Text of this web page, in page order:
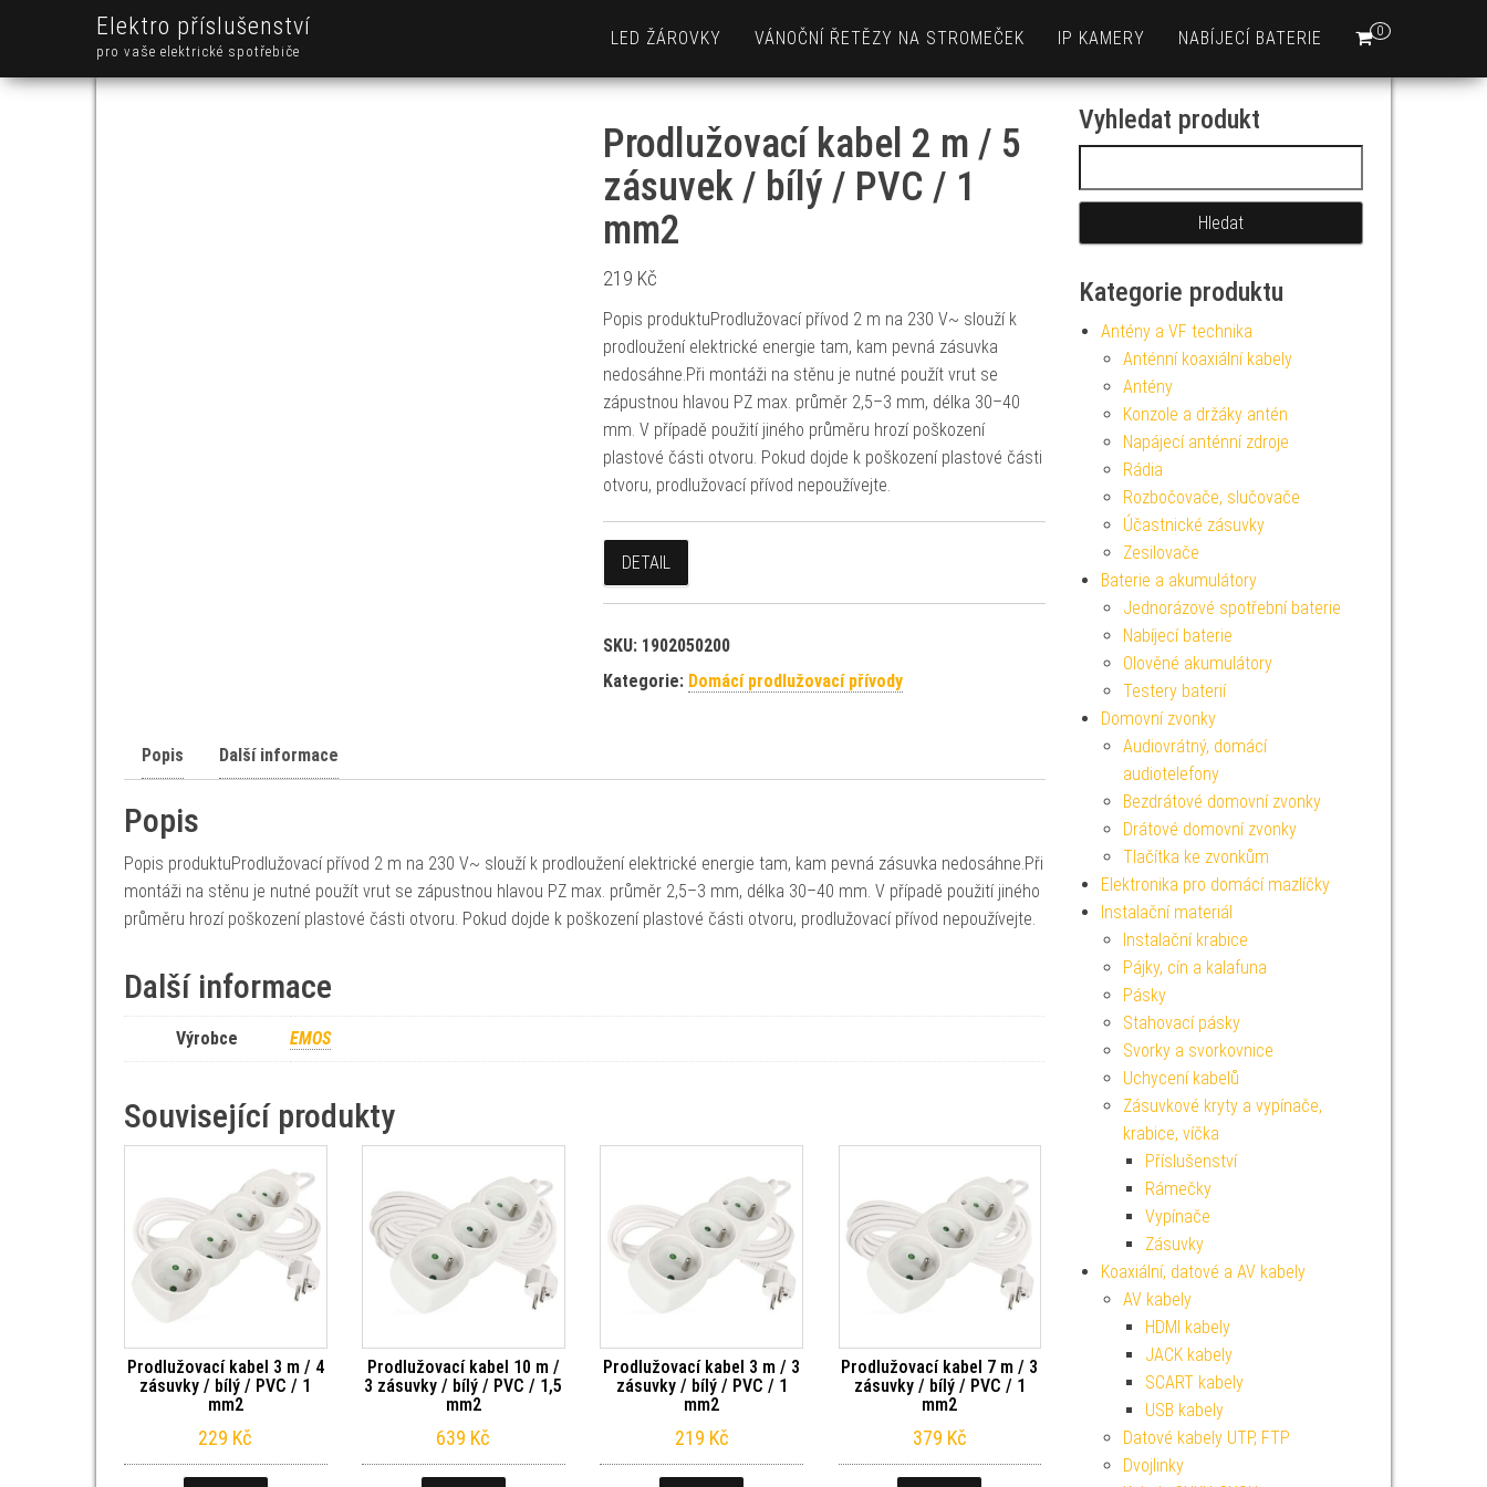
Elektro příslušenství
pro vaše elektrické spotřebiče
0
LED ŽÁROVKY VÁNOČNÍ ŘETĚZY NA STROMEČEK IP KAMERY NABÍJECÍ BATERIE
Prodlužovací kabel 2 m / 5
zásuvek / bílý / PVC / 1
mm2
219 Kč
Popis produktuProdlužovací přívod 2 m na 230 V~ slouží k
prodloužení elektrické energie tam, kam pevná zásuvka
nedosáhne.Při montáži na stěnu je nutné použít vrut se
zápustnou hlavou PZ max. průměr 2,5–3 mm, délka 30–40
mm. V případě použití jiného průměru hrozí poškození
plastové části otvoru. Pokud dojde k poškození plastové části
otvoru, prodlužovací přívod nepoužívejte.
DETAIL
SKU: 1902050200
Kategorie: Domácí prodlužovací přívody
Popis Další informace
Popis
Popis produktuProdlužovací přívod 2 m na 230 V~ slouží k prodloužení elektrické energie tam, kam pevná zásuvka nedosáhne.Při
montáži na stěnu je nutné použít vrut se zápustnou hlavou PZ max. průměr 2,5–3 mm, délka 30–40 mm. V případě použití jiného
průměru hrozí poškození plastové části otvoru. Pokud dojde k poškození plastové části otvoru, prodlužovací přívod nepoužívejte.
Další informace
Výrobce EMOS
Související produkty
Prodlužovací kabel 3 m / 4
zásuvky / bílý / PVC / 1
mm2
229 Kč
Prodlužovací kabel 10 m /
3 zásuvky / bílý / PVC / 1,5
mm2
639 Kč
Prodlužovací kabel 3 m / 3
zásuvky / bílý / PVC / 1
mm2
219 Kč
Prodlužovací kabel 7 m / 3
zásuvky / bílý / PVC / 1
mm2
379 Kč
Vyhledat produkt
Kategorie produktu
Antény a VF technika
Anténní koaxiální kabely
Antény
Konzole a držáky antén
Napájecí anténní zdroje
Rádia
Rozbočovače, slučovače
Účastnické zásuvky
Zesilovače
Baterie a akumulátory
Jednorázové spotřební baterie
Nabíjecí baterie
Olověné akumulátory
Testery baterií
Domovní zvonky
Audiovrátný, domácí
audiotelefony
Bezdrátové domovní zvonky
Drátové domovní zvonky
Tlačítka ke zvonkům
Elektronika pro domácí mazlíčky
Instalační materiál
Instalační krabice
Pájky, cín a kalafuna
Pásky
Stahovací pásky
Svorky a svorkovnice
Uchycení kabelů
Zásuvkové kryty a vypínače,
krabice, víčka
Příslušenství
Rámečky
Vypínače
Zásuvky
Koaxiální, datové a AV kabely
AV kabely
HDMI kabely
JACK kabely
SCART kabely
USB kabely
Datové kabely UTP, FTP
Dvojlinky